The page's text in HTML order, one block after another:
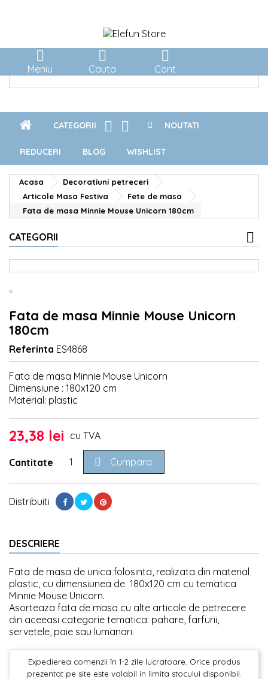

Meniu

Cauta

Cont
 
CATEGORII NOUTATI
REDUCERI BLOG WISHLIST
Acasa
Decoratiuni petreceri
Articole Masa Festiva
Fete de masa
Fata de masa Minnie Mouse Unicorn 180cm
CATEGORII
Fata de masa Minnie Mouse Unicorn
180cm
Referinta ES4868
Fata de masa Minnie Mouse Unicorn
Dimensiune : 180x120 cm
Material: plastic
23,38 lei cu TVA
Cantitate  Cumpara
Distribuiti
DESCRIERE
Fata de masa de unica folosinta, realizata din material
plastic, cu dimensiunea de 180x120 cm cu tematica
Minnie Mouse Unicorn.
Asorteaza fata de masa cu alte articole de petrecere
din aceeasi categorie tematica: pahare, farfurii,
servetele, paie sau lumanari.
Expedierea comenzii în 1-2 zile lucratoare. Orice produs
prezentat pe site este valabil in limita stocului disponibil.